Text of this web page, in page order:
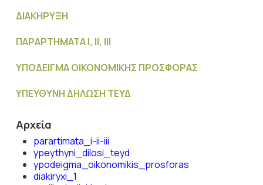
ΔΙΑΚΗΡΥΞΗ
ΠΑΡΑΡΤΗΜΑΤΑ Ι, ΙΙ, ΙΙΙ
ΥΠΟΔΕΙΓΜΑ ΟΙΚΟΝΟΜΙΚΗΣ ΠΡΟΣΦΟΡΑΣ
ΥΠΕΥΘΥΝΗ ΔΗΛΩΣΗ ΤΕΥΔ
Αρχεία
parartimata_i-ii-iii
ypeythyni_dilosi_teyd
ypodeigma_oikonomikis_prosforas
diakiryxi_1